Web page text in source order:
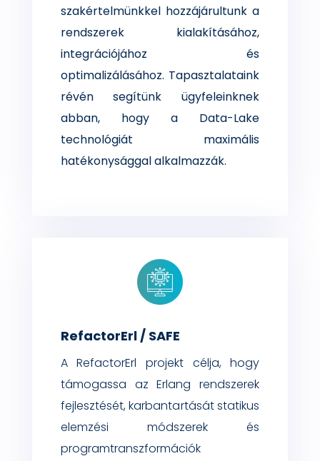
szakértelmünkkel hozzájárultunk a
rendszerek kialakításához,
integrációjához és
optimalizálásához. Tapasztalataink
révén segítünk ügyfeleinknek
abban, hogy a Data-Lake
technológiát maximális
hatékonysággal alkalmazzák.
RefactorErl / SAFE
ARefactorErl
projekt célja, hogy
támogassa azErlang rendszerek
fejlesztését, karbantartásátstatikus
elemzési módszerekés
programtranszformációk